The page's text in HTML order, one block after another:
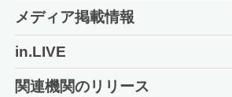
メディア掲載情報
in.LIVE
関連機関のリリース